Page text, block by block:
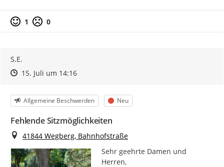
1 0
S.E.
Zeitpunkt des Erstellens
Zeitpunkt des Erstellens
15. Juli um 14:16Zur Äußerung
Kategorie
Allgemeine Beschwerden Status
Neu
Fehlende Sitzmöglichkeiten
Ort
41844 Wegberg, Bahnhofstraße
Sehr geehrte Damen und
Herren,